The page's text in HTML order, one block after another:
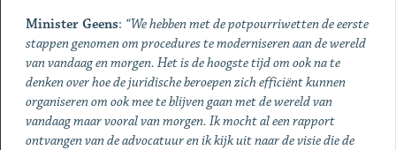
Minister Geens: “We hebben met de potpourriwetten de eerste
stappen genomen om procedures te moderniseren aan de wereld
van vandaag en morgen. Het is de hoogste tijd om ook na te
denken over hoe de juridische beroepen zich efficiënt kunnen
organiseren om ook mee te blijven gaan met de wereld van
vandaag maar vooral van morgen. Ik mocht al een rapport
ontvangen van de advocatuur en ik kijk uit naar de visie die de